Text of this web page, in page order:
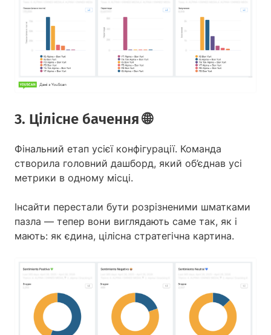
3. Цілісне бачення 🌐
Фінальний етап усієї конфігурації. Команда
створила головний дашборд, який об’єднав усі
метрики в одному місці.
Інсайти перестали бути розрізненими шматками
пазла — тепер вони виглядають саме так, як і
мають: як єдина, цілісна стратегічна картина.